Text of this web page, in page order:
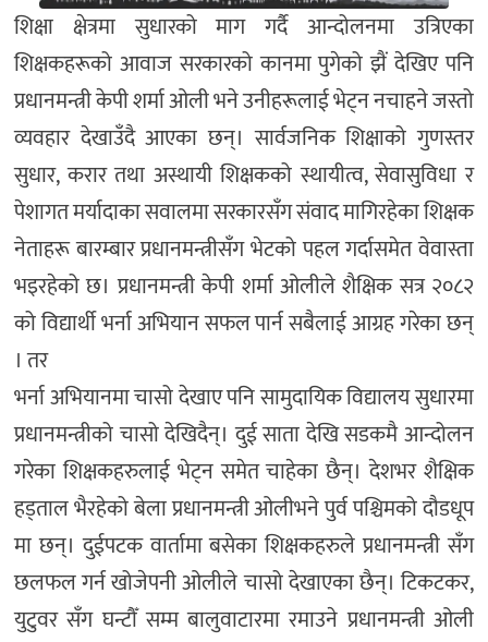
शिक्षा क्षेत्रमा सुधारको माग गर्दै आन्दोलनमा उत्रिएका
शिक्षकहरूको आवाज सरकारको कानमा पुगेको झैं देखिए पनि
प्रधानमन्त्री केपी शर्मा ओली भने उनीहरूलाई भेट्न नचाहने जस्तो
व्यवहार देखाउँदै आएका छन्। सार्वजनिक शिक्षाको गुणस्तर
सुधार, करार तथा अस्थायी शिक्षकको स्थायीत्व, सेवासुविधा र
पेशागत मर्यादाका सवालमा सरकारसँग संवाद मागिरहेका शिक्षक
नेताहरू बारम्बार प्रधानमन्त्रीसँग भेटको पहल गर्दासमेत वेवास्ता
भइरहेको छ। प्रधानमन्त्री केपी शर्मा ओलीले शैक्षिक सत्र २०८२
को विद्यार्थी भर्ना अभियान सफल पार्न सबैलाई आग्रह गरेका छन्
। तर
भर्ना अभियानमा चासो देखाए पनि सामुदायिक विद्यालय सुधारमा
प्रधानमन्त्रीको चासो देखिदैन्। दुई साता देखि सडकमै आन्दोलन
गरेका शिक्षकहरुलाई भेट्न समेत चाहेका छैन्। देशभर शैक्षिक
हड्ताल भैरहेको बेला प्रधानमन्त्री ओलीभने पुर्व पश्चिमको दौडधूप
मा छन्। दुईपटक वार्तामा बसेका शिक्षकहरुले प्रधानमन्त्री सँग
छलफल गर्न खोजेपनी ओलीले चासो देखाएका छैन्। टिकटकर,
युटुवर सँग घन्टौँ सम्म बालुवाटारमा रमाउने प्रधानमन्त्री ओली